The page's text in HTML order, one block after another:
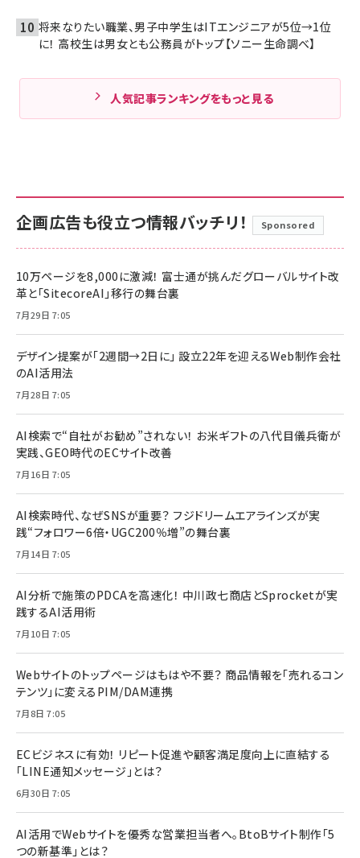
将来なりたい職業、男子中学生はITエンジニアが5位→1位
に！ 高校生は男女とも公務員がトップ【ソニー生命調べ】
人気記事ランキングをもっと見る
企画広告も役立つ情報バッチリ！ Sponsored
10万ページを8,000に激減！ 富士通が挑んだグローバルサイト改
革と「SitecoreAI」移行の舞台裏
7月29日 7:05
デザイン提案が「2週間→2日に」 設立22年を迎えるWeb制作会社
のAI活用法
7月28日 7:05
AI検索で“自社がお勧め”されない！ お米ギフトの八代目儀兵衛が
実践、GEO時代のECサイト改善
7月16日 7:05
AI検索時代、なぜSNSが重要？ フジドリームエアラインズが実
践“フォロワー6倍・UGC200％増”の舞台裏
7月14日 7:05
AI分析で施策のPDCAを高速化！ 中川政七商店とSprocketが実
践するAI活用術
7月10日 7:05
Webサイトのトップページはもはや不要？ 商品情報を「売れるコン
テンツ」に変えるPIM/DAM連携
7月8日 7:05
ECビジネスに有効！ リピート促進や顧客満足度向上に直結する
「LINE通知メッセージ」とは？
6月30日 7:05
AI活用でWebサイトを優秀な営業担当者へ。BtoBサイト制作「5
つの新基準」とは？